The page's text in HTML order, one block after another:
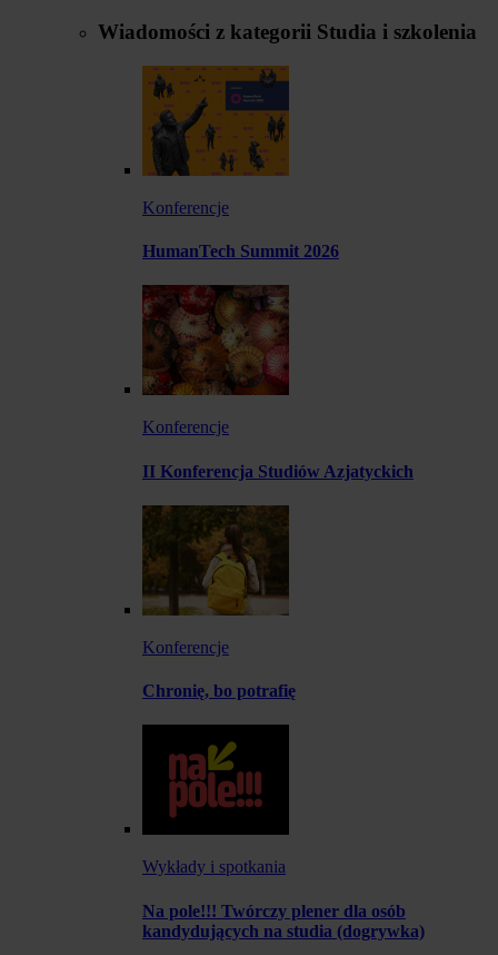
Wiadomości z kategorii Studia i szkolenia
Konferencje
HumanTech Summit 2026
Konferencje
II Konferencja Studiów Azjatyckich
Konferencje
Chronię, bo potrafię
Wykłady i spotkania
Na pole!!! Twórczy plener dla osób
kandydujących na studia (dogrywka)